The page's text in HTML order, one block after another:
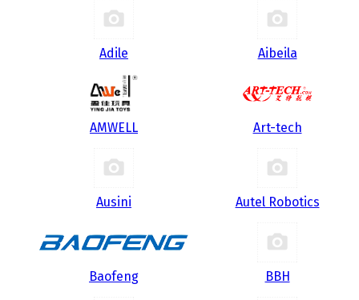
Adile Aibeila
AMWELL Art-tech
Ausini Autel Robotics
Baofeng BBH